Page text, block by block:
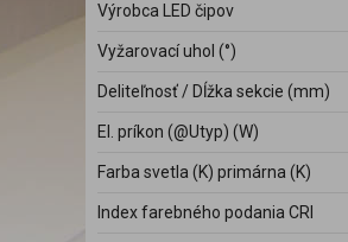
Výrobca LED čipov
Vyžarovací uhol (°)
Deliteľnosť / Dĺžka sekcie (mm)
El. príkon (@Utyp) (W)
Farba svetla (K) primárna (K)
Index farebného podania CRI